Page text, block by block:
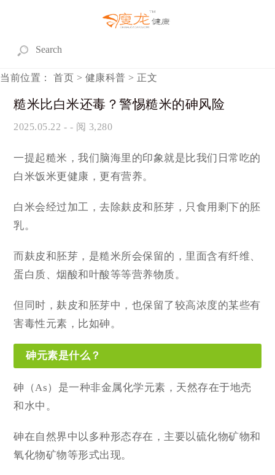
当前位置： 首页 > 健康科普 > 正文
糙米比白米还毒？警惕糙米的砷风险
2025.05.22 - - 阅 3,280
一提起糙米，我们脑海里的印象就是比我们日常吃的
白米饭米更健康，更有营养。
白米会经过加工，去除麸皮和胚芽，只食用剩下的胚
乳。
而麸皮和胚芽，是糙米所会保留的，里面含有纤维、
蛋白质、烟酸和叶酸等等营养物质。
但同时，麸皮和胚芽中，也保留了较高浓度的某些有
害毒性元素，比如砷。
砷元素是什么？
砷（As）是一种非金属化学元素，天然存在于地壳
和水中。
砷在自然界中以多种形态存在，主要以硫化物矿物和
氧化物矿物等形式出现。